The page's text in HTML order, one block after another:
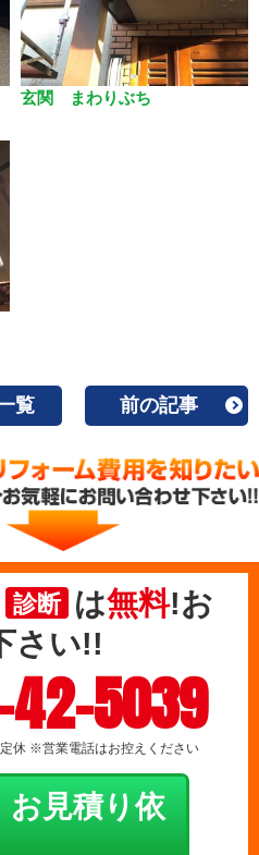
玄関 まわりぶち
覧 前の記事
診断 は無料!お
さい!!
42-5039
休 ※営業電話はお控えください
お見積り依